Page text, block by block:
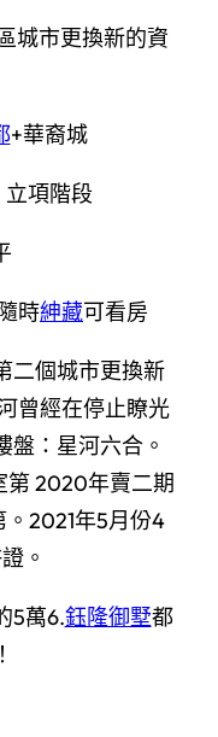
城市更換新的資
+華裔城
項階段
時紳藏可看房
二個城市更換新
曾經在停止瞭光
盤：星河六合。
第 2020年賣二期
2021年5月份4
。
5萬6.鈺隆御墅都